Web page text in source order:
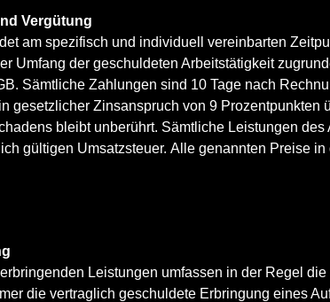
Vergütung
am spezifisch und individuell vereinbarten
Umfang der geschuldeten Arbeitstätigkeit
Sämtliche Zahlungen sind 10 Tage nach
gesetzlicher Zinsanspruch von 9
bleibt unberührt. Sämtliche Leistungen
gültigen Umsatzsteuer. Alle genannten Preise
Leistungen umfassen in der Regel
die vertraglich geschuldete Erbringung eines